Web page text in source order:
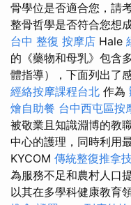
骨學位是否適合您，請
整骨哲學是否符合您想
台中 整復 按摩店 Hale
的《藥物和母乳》包含
體指導），下面列出了
經絡按摩課程台北 作為
燴自助餐 台中西屯區按
被敬業且知識淵博的教
中心的護理，同時利用
KYCOM 傳統整復推拿
為服務不足和農村人口
以其在多學科健康教育